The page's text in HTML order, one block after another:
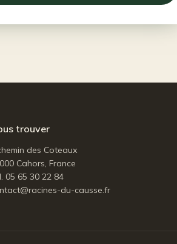
trouver
des Coteaux
Cahors, France
05 65 30 22 84
du-causse.fr